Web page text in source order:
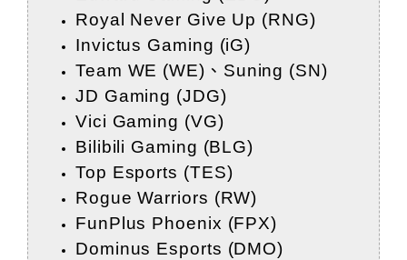
Royal Never Give Up (RNG)
Invictus Gaming (iG)
Team WE (WE)、Suning (SN)
JD Gaming (JDG)
Vici Gaming (VG)
Bilibili Gaming (BLG)
Top Esports (TES)
Rogue Warriors (RW)
FunPlus Phoenix (FPX)
Dominus Esports (DMO)